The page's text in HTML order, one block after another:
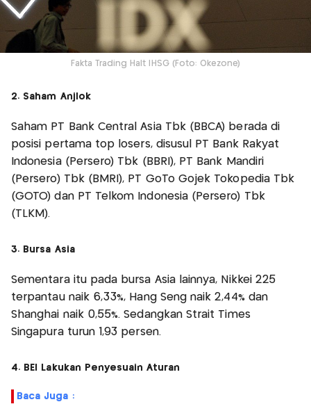
Fakta Trading Halt IHSG (Foto: Okezone)
2. Saham Anjlok
Saham PT Bank Central Asia Tbk (BBCA) berada di
posisi pertama top losers, disusul PT Bank Rakyat
Indonesia (Persero) Tbk (BBRI), PT Bank Mandiri
(Persero) Tbk (BMRI), PT GoTo Gojek Tokopedia Tbk
(GOTO) dan PT Telkom Indonesia (Persero) Tbk
(TLKM).
3. Bursa Asia
Sementara itu pada bursa Asia lainnya, Nikkei 225
terpantau naik 6,33%, Hang Seng naik 2,44% dan
Shanghai naik 0,55%. Sedangkan Strait Times
Singapura turun 1,93 persen.
4. BEI Lakukan Penyesuain Aturan
Baca Juga :